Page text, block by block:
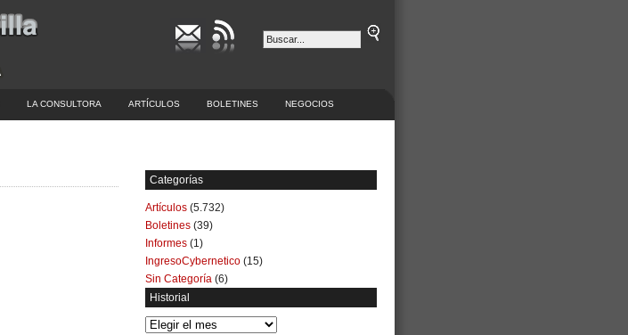
LA CONSULTORA ARTÍCULOS BOLETINES NEGOCIOS
Categorías
Artículos (5.732)
Boletines (39)
Informes (1)
IngresoCybernetico (15)
Sin Categoría (6)
Historial
Historial